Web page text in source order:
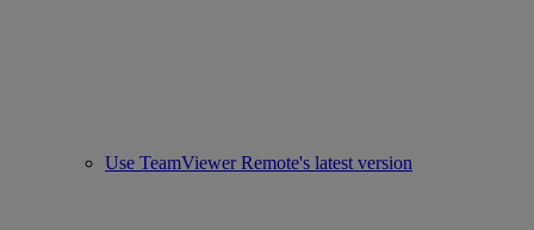
Use TeamViewer Remote's latest version